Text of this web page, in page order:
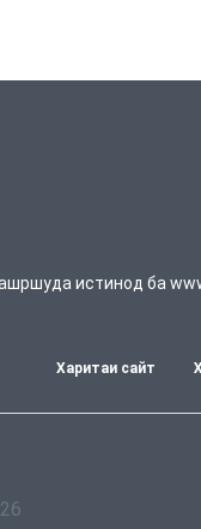
истинод ба
Харитаи сайт